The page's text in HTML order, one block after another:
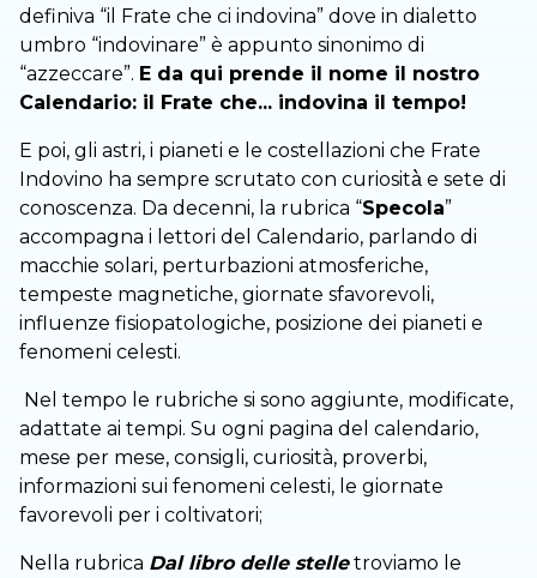
definiva “il Frate che ci indovina” dove in dialetto
umbro “indovinare” è appunto sinonimo di
“azzeccare”. E da qui prende il nome il nostro
Calendario: il Frate che... indovina il tempo!
E poi, gli astri, i pianeti e le costellazioni che Frate
Indovino ha sempre scrutato con curiosità̀ e sete di
conoscenza. Da decenni, la rubrica “Specola”
accompagna i lettori del Calendario, parlando di
macchie solari, perturbazioni atmosferiche,
tempeste magnetiche, giornate sfavorevoli,
influenze fisiopatologiche, posizione dei pianeti e
fenomeni celesti.
Nel tempo le rubriche si sono aggiunte, modificate,
adattate ai tempi. Su ogni pagina del calendario,
mese per mese, consigli, curiosità, proverbi,
informazioni sui fenomeni celesti, le giornate
favorevoli per i coltivatori;
Nella rubrica Dal libro delle stelletroviamo le